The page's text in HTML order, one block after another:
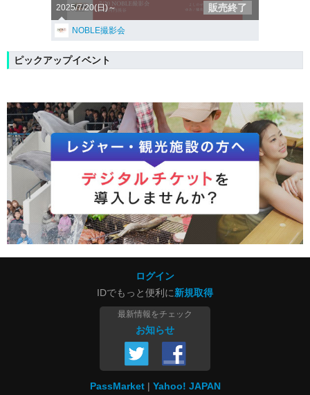
2025/7/20(日)～ 販売終了
NOBLE撮影会
ピックアップイベント
ログイン
IDでもっと便利に新規取得
最新情報をチェック
お知らせ
PassMarket Yahoo! JAPAN